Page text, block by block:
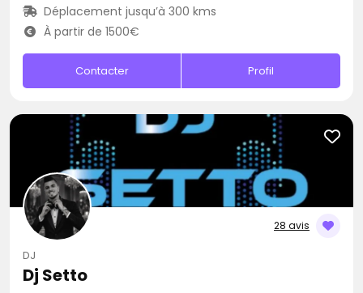
Déplacement jusqu’à 300 kms
À partir de 1500€
Contacter Profil
28 avis
DJ
Dj Setto